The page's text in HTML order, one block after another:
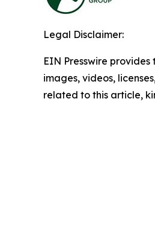
Legal Disclaimer:
EIN Presswire
images, videos,
related to this article,